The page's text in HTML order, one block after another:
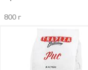
800 г